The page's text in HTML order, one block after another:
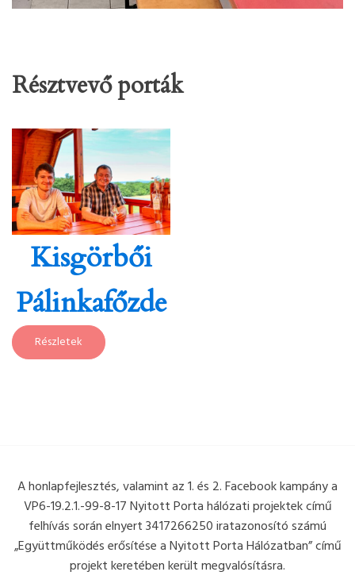
Résztvevő porták
Kisgörbői
Pálinkafőzde
Részletek
A honlapfejlesztés, valamint az 1. és 2. Facebook kampány a
VP6-19.2.1.-99-8-17 Nyitott Porta hálózati projektek című
felhívás során elnyert 3417266250 iratazonosító számú
„Együttműködés erősítése a Nyitott Porta Hálózatban” című
projekt keretében került megvalósításra.